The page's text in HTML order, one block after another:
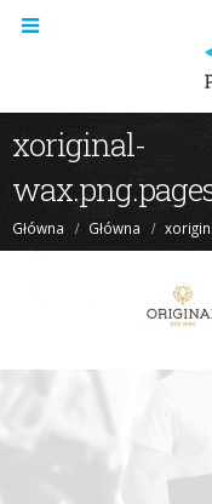
xoriginal-
Główna Główna